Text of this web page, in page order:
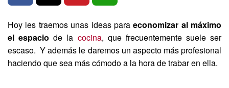
Hoy les traemos unas ideas paraeconomizar al máximo
el espacio de la cocina, que frecuentemente suele ser
escaso. Y además le daremos un aspecto más profesional
haciendo que sea más cómodo a la hora de trabar en ella.